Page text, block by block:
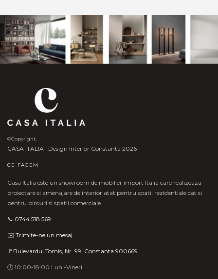
©Copyright,
CASA ITALIA | Design Interior Constanta 2026
CE FACEM
Casa Italia este un showroom de mobilier import Italia care realizeaza
proiectare si amenajare de interior atat pentru spatii rezidentiale cat si
pentru birouri si spatii comerciale.
📞 0744 518 569
✉️ Trimite-ne un mesaj
🚩Bulevardul Tomis, Nr. 99, Constanta 900669
🕛 10:00-18:00 Luni-Vineri